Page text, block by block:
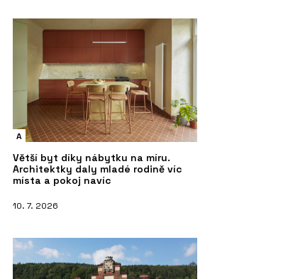
A
Větší byt díky nábytku na míru.
Architektky daly mladé rodině víc
místa a pokoj navíc
10. 7. 2026